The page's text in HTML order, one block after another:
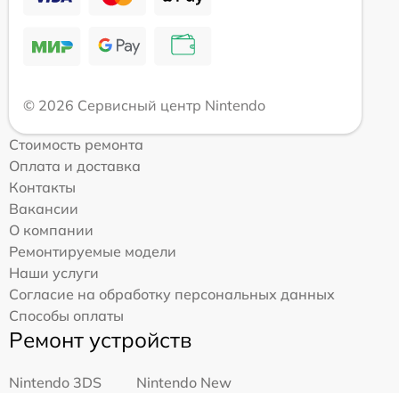
© 2026 Сервисный центр Nintendo
Стоимость ремонта
Оплата и доставка
Контакты
Вакансии
О компании
Ремонтируемые модели
Наши услуги
Согласие на обработку персональных данных
Способы оплаты
Ремонт устройств
Nintendo 3DS
Nintendo New